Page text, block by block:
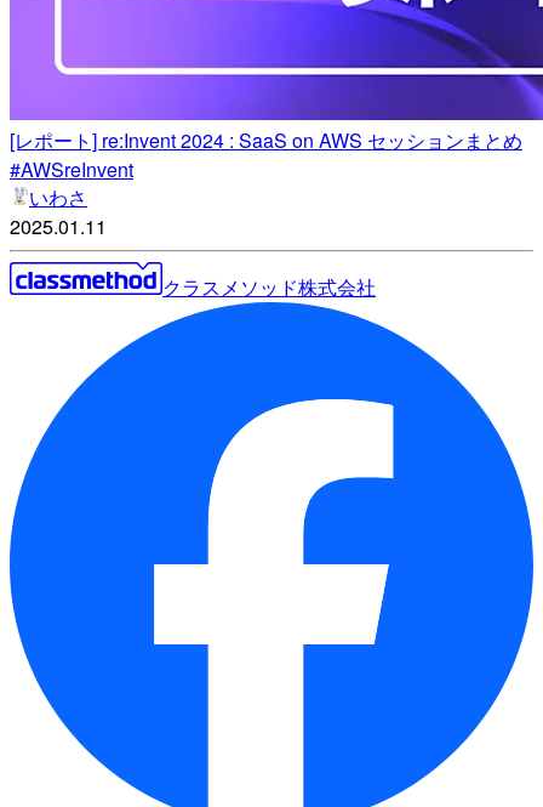
[レポート] re:Invent 2024 : SaaS on AWS セッションまとめ
#AWSreInvent
いわさ
2025.01.11
クラスメソッド株式会社